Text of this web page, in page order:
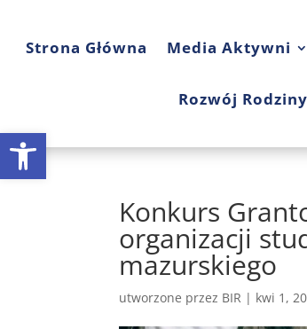
Open toolbar
Strona Główna Media Aktywni
Rozwój Rodziny
Konkurs
organizacji
mazurskiego
utworzone przez BIR | kwi 1,